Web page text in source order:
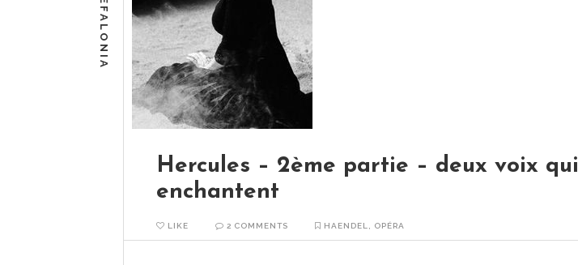
KEFALONIA
Hercules – 2ème partie – deux voix qui
enchantent
LIKE 2 COMMENTS HAENDEL OPÉRA